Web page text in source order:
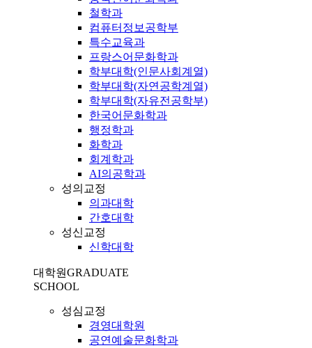
철학과
컴퓨터정보공학부
특수교육과
프랑스어문화학과
학부대학(인문사회계열)
학부대학(자연공학계열)
학부대학(자유전공학부)
한국어문화학과
행정학과
화학과
회계학과
AI의공학과
성의교정
의과대학
간호대학
성신교정
신학대학
대학원GRADUATE
SCHOOL
성심교정
경영대학원
공연예술문화학과